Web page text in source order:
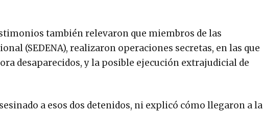
también relevaron que miembros de las
(SEDENA), realizaron operaciones secretas, en las que
desaparecidos, y la posible ejecución extrajudicial de
a esos dos detenidos, ni explicó cómo llegaron a la